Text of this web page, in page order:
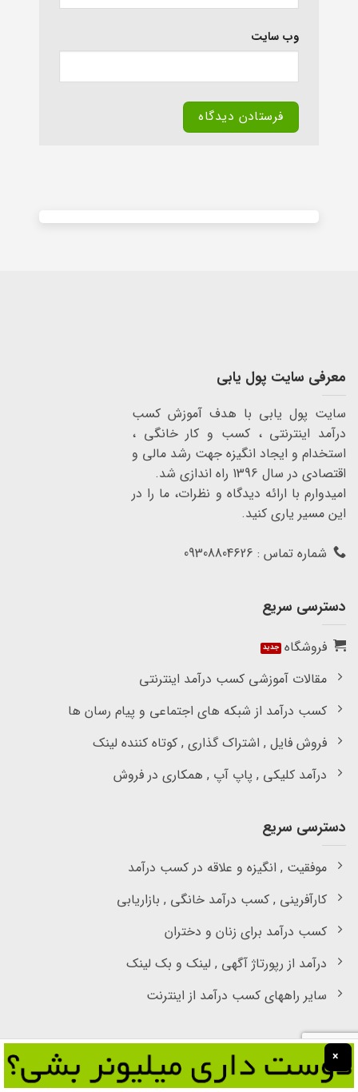
وب‌ سایت
معرفی سایت پول یابی
سایت پول یابی با هدف آموزش کسب
درآمد اینترنتی ، کسب و کار خانگی ،
استخدام و ایجاد انگیزه جهت رشد مالی و
اقتصادی در سال 1396 راه اندازی شد.
امیدوارم با ارائه دیدگاه و نظرات، ما را در
این مسیر یاری کنید.
شماره تماس : 09308804626
دسترسی سریع
فروشگاه
مقالات آموزشی کسب درآمد اینترنتی
کسب درآمد از شبکه های اجتماعی و پیام رسان ها
فروش فایل , اشتراک گذاری , کوتاه کننده لینک
درآمد کلیکی , پاپ آپ , همکاری در فروش
دسترسی سریع
موفقیت , انگیزه و علاقه در کسب درآمد
کارآفرینی , کسب درآمد خانگی , بازاریابی
کسب درآمد برای زنان و دختران
درآمد از رپورتاژ آگهی , لینک و بک لینک
سایر راههای کسب درآمد از اینترنت
عضویت در خبرنامه :×